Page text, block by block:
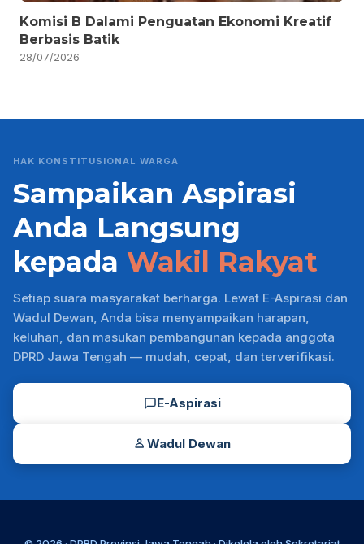
Komisi B Dalami Penguatan Ekonomi Kreatif
Berbasis Batik
28/07/2026
HAK KONSTITUSIONAL WARGA
Sampaikan Aspirasi
Anda Langsung
kepada Wakil Rakyat
Setiap suara masyarakat berharga. Lewat E-Aspirasi dan
Wadul Dewan, Anda bisa menyampaikan harapan,
keluhan, dan masukan pembangunan kepada anggota
DPRD Jawa Tengah — mudah, cepat, dan terverifikasi.
E-Aspirasi
Wadul Dewan